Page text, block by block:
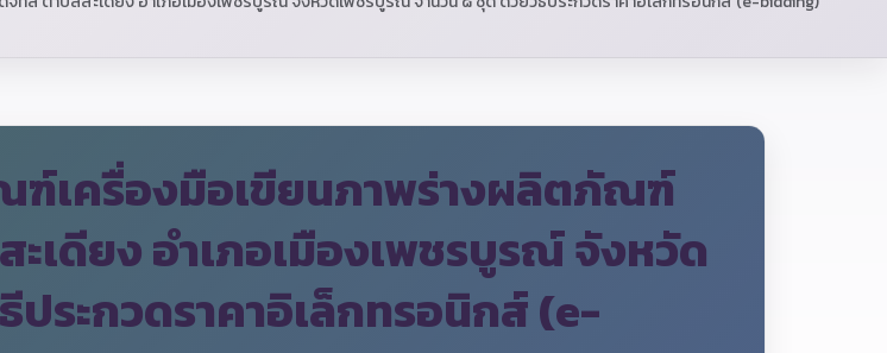
ฑ์เครื่องมือเขียนภาพร่างผลิตภัณฑ์
เดียง อำเภอเมืองเพชรบูรณ์ จังหวัด
ระกวดราคาอิเล็กทรอนิกส์ (e-